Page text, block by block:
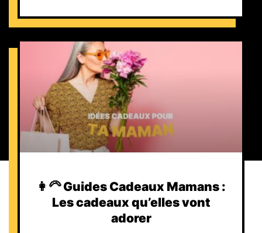
👩‍🦳 Guides Cadeaux Mamans :
Les cadeaux qu’elles vont
adorer